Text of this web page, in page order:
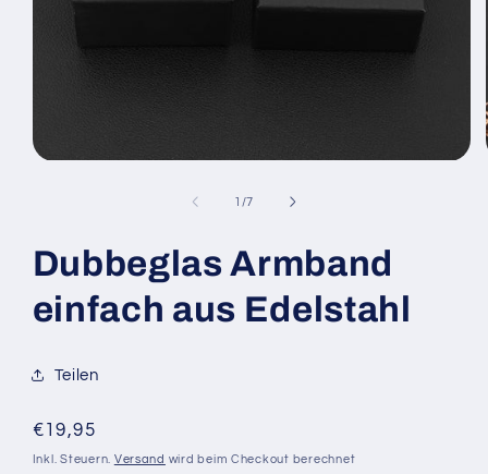
1 /von
7
Dubbeglas Armband
einfach aus Edelstahl
Teilen
Normaler
Preis
€19,95
Inkl. Steuern. Versand wird beim Checkout berechnet